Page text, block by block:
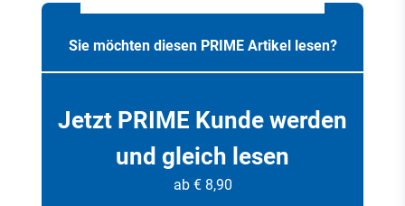
Sie möchten diesen PRIME Artikel lesen?
Jetzt PRIME Kunde werden
und gleich lesen
ab € 8,90